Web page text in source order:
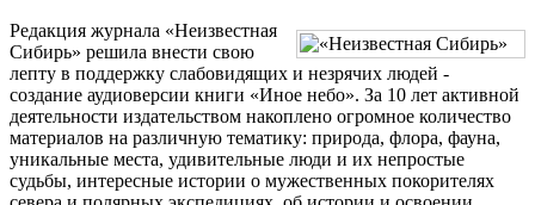
Редакция журнала «Неизвестная
Сибирь» решила внести свою
лепту в поддержку слабовидящих и незрячих людей -
создание аудиоверсии книги «Иное небо». За 10 лет активной
деятельности издательством накоплено огромное количество
материалов на различную тематику: природа, флора, фауна,
уникальные места, удивительные люди и их непростые
судьбы, интересные истории о мужественных покорителях